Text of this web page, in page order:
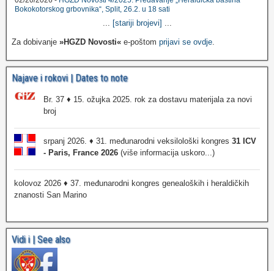
Bokokotorskog grbovnika“, Split, 26.2. u 18 sati
... [stariji brojevi] ...
Za dobivanje »HGZD Novosti« e-poštom prijavi se ovdje.
Najave i rokovi | Dates to note
Br. 37 ♦ 15. ožujka 2025. rok za dostavu materijala za novi
broj
srpanj 2026. ♦ 31. međunarodni veksilološki kongres 31 ICV
- Paris, France 2026 (više informacija uskoro...)
kolovoz 2026 ♦ 37. međunarodni kongres genealoških i heraldičkih
znanosti San Marino
Vidi i | See also